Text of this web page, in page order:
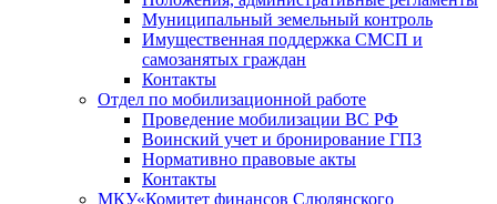
Муниципальный земельный контроль
Имущественная поддержка СМСП и
самозанятых граждан
Контакты
Отдел по мобилизационной работе
Проведение мобилизации ВС РФ
Воинский учет и бронирование ГПЗ
Нормативно правовые акты
Контакты
МКУ«Комитет финансов Слюдянского